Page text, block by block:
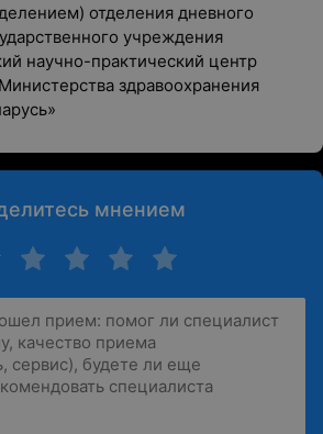
отделения дневного
учреждения
научно-практический центр
здравоохранения
мнением